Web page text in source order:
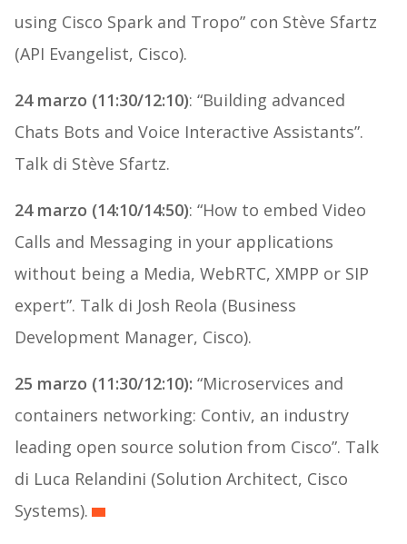
using Cisco Spark and Tropo” con Stève Sfartz
(API Evangelist, Cisco).
24 marzo (11:30/12:10): “Building advanced
Chats Bots and Voice Interactive Assistants”.
Talk di Stève Sfartz.
24 marzo (14:10/14:50): “How to embed Video
Calls and Messaging in your applications
without being a Media, WebRTC, XMPP or SIP
expert”. Talk di Josh Reola (Business
Development Manager, Cisco).
25 marzo (11:30/12:10): “Microservices and
containers networking: Contiv, an industry
leading open source solution from Cisco”. Talk
di Luca Relandini (Solution Architect, Cisco
Systems).